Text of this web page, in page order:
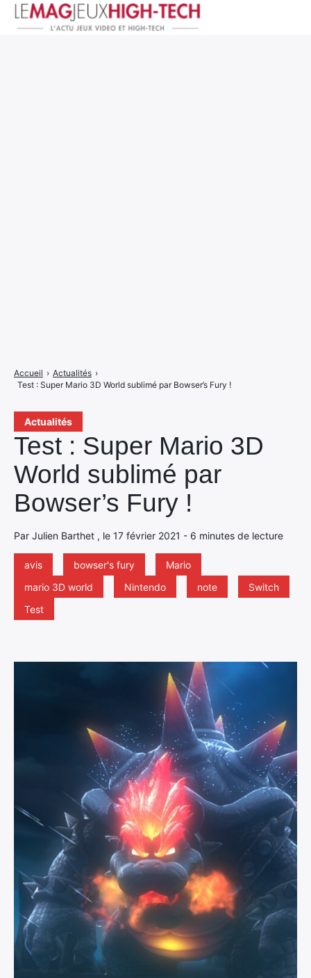
Actualités
Test : Super Mario 3D
World sublimé par
Bowser’s Fury !
Par Julien Barthet , le 17 février 2021 - 6 minutes de lecture
avis bowser's fury
Mario
mario 3D world
Nintendo note
Switch
Test
Accueil › Actualités ›
Test : Super Mario 3D World sublimé par Bowser’s Fury !